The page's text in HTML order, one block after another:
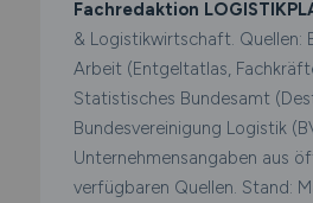
Fachredaktion
& Logistikwirtschaft. Quellen:
Arbeit (Entgeltatlas,
Statistisches Bundesamt
Bundesvereinigung Logistik
Unternehmensangaben aus
verfügbaren Quellen. Stand: